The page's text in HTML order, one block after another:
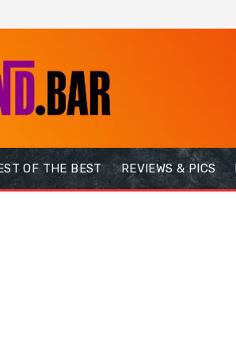
OF THE BEST REVIEWS & PICS